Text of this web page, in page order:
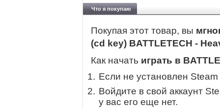
Что я покупаю
Покупая этот товар, вы
(cd key) BATTLETECH -
Как начать играть в
Если не установлен
Войдите в свой аккаунт
у вас его еще нет.